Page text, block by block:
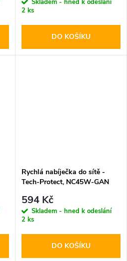
Skladem - hned k odeslání
2 ks
DO KOŠÍKU
Rychlá nabíječka do sítě -
Tech-Protect, NC45W-GAN
594 Kč
Skladem - hned k odeslání
2 ks
DO KOŠÍKU